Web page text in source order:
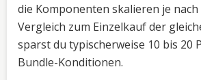
die Komponenten skalieren je nach
Vergleich zum Einzelkauf der
sparst du typischerweise 10 bis 20
Bundle-Konditionen.